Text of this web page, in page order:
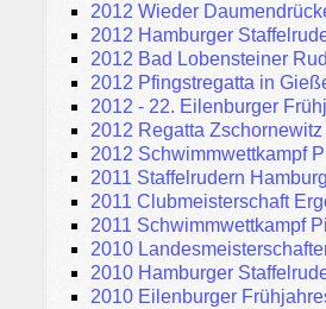
2012 Wieder
2012 Hamburger
2012 Bad Lobensteiner
2012 Pfingstregatta in
2012 - 22. Eilenburger
2012 Regatta Zschornewitz
2012 Schwimmwettkampf
2011 Staffelrudern
2011 Clubmeisterschaft
2011 Schwimmwettkampf
2010
2010 Hamburger
2010 Eilenburger